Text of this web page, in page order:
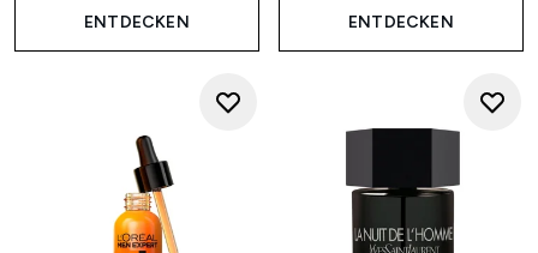
ENTDECKEN ENTDECKEN